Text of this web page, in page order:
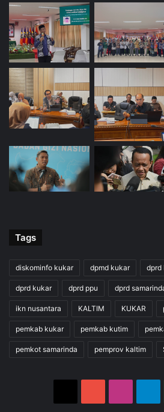
Tags
diskominfo kukar dpmd kukar dprd
dprd kukar dprd ppu dprd
ikn nusantara KALTIM KUKAR
pemkab kukar pemkab kutim
pemkot samarinda pemprov kaltim